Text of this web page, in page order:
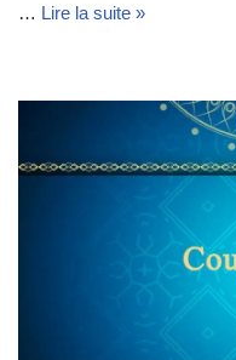
… Lire la suite »